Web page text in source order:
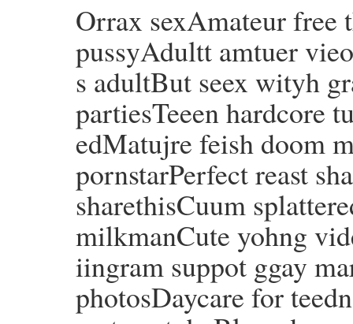
Orrax sexAmateur free
pussyAdultt amtuer
s adultBut seex wityh
partiesTeeen hardcore
edMatujre feish doom
pornstarPerfect reast
sharethisCuum
milkmanCute yohng
iingram suppot ggay
photosDaycare for